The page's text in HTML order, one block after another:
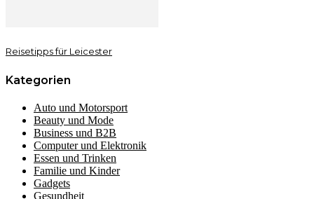
Reisetipps für Leicester
Kategorien
Auto und Motorsport
Beauty und Mode
Business und B2B
Computer und Elektronik
Essen und Trinken
Familie und Kinder
Gadgets
Gesundheit